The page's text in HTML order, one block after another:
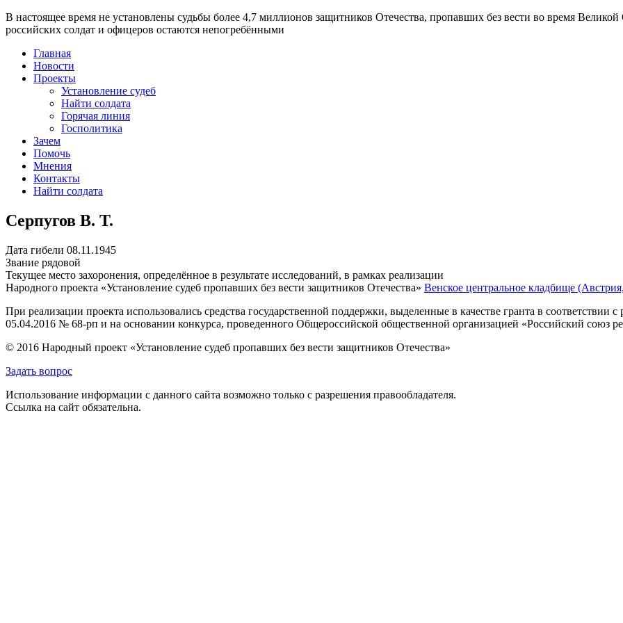
В настоящее время не установлены судьбы более 4,7 миллионов защитников Отечества, пропавших без вести во время
российских солдат и офицеров остаются непогребёнными
Главная
Новости
Проекты
Установление судеб
Найти солдата
Горячая линия
Госполитика
Зачем
Помочь
Мнения
Контакты
Найти солдата
Серпугов В. Т.
Дата гибели 08.11.1945
Звание рядовой
Текущее место захоронения, определённое в результате исследований, в рамках реализации
Народного проекта «Установление судеб пропавших без вести защитников Отечества» Венское центральное кладбище
При реализации проекта использовались средства государственной поддержки, выделенные в качестве гранта в
05.04.2016 № 68-рп и на основании конкурса, проведенного Общероссийской общественной организацией «Российский союз
© 2016 Народный проект «Установление судеб пропавших без вести защитников Отечества»
Задать вопрос
Использование информации с данного сайта возможно только с разрешения правообладателя.
Ссылка на сайт обязательна.